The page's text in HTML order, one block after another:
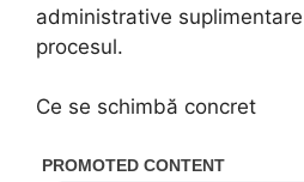
administrative
procesul.
Ce se schimbă concret